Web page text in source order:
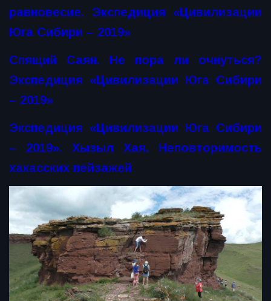
равновесие. Экспедиция «Цивилизации
Юга Сибири – 2019»
Спящий Саян. Не пора ли очнуться?
Экспедиция «Цивилизации Юга Сибири
– 2019»
Экспедиция «Цивилизации Юга Сибири
– 2019». Хызыл Хая. Неповторимость
хакасских пейзажей